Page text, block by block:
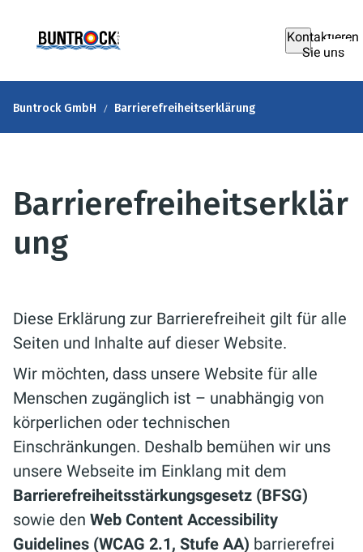
Kontaktieren
Sie uns
Buntrock GmbH Barrierefreiheitserklärung
Barrierefreiheitserklär
ung
Diese Erklärung zur Barrierefreiheit gilt für alle
Seiten und Inhalte auf dieser Website.
Wir möchten, dass unsere Website für alle
Menschen zugänglich ist – unabhängig von
körperlichen oder technischen
Einschränkungen. Deshalb bemühen wir uns
unsere Webseite im Einklang mit dem
Barrierefreiheitsstärkungsgesetz (BFSG)
sowie den Web Content Accessibility
Guidelines (WCAG 2.1, Stufe AA) barrierefrei